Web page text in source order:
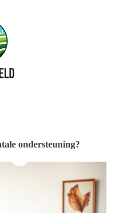
ondersteuning?